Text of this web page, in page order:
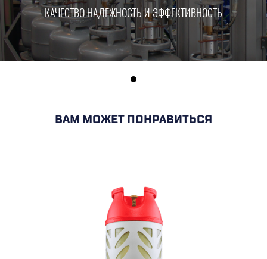
КАЧЕСТВО НАДЕЖНОСТЬ И ЭФФЕКТИВНОСТЬ
ВАМ МОЖЕТ ПОНРАВИТЬСЯ